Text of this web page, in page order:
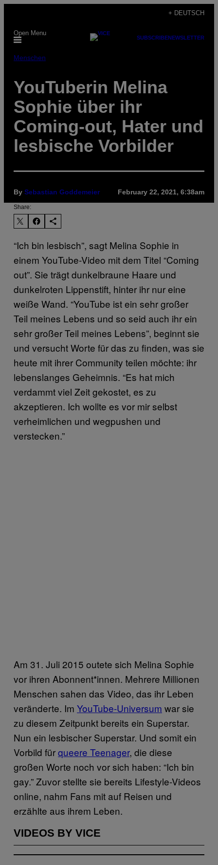
content
+ DEUTSCH
Open Menu
SUBSCRIBENEWSLETTER
Menschen
YouTuberin Melina
Sophie über ihr
Coming-out, Hater und
lesbische Vorbilder
By Sebastian Goddemeier February 22, 2021, 6:38am
Share:
“Ich bin lesbisch”, sagt Melina Sophie in
einem YouTube-Video mit dem Titel “Coming
out”. Sie trägt dunkelbraune Haare und
dunkelroten Lippenstift, hinter ihr nur eine
weiße Wand. “YouTube ist ein sehr großer
Teil meines Lebens und so seid auch ihr ein
sehr großer Teil meines Lebens”, beginnt sie
und versucht Worte für das zu finden, was sie
heute mit ihrer Community teilen möchte: ihr
lebenslanges Geheimnis. “Es hat mich
verdammt viel Zeit gekostet, es zu
akzeptieren. Ich wollte es vor mir selbst
verheimlichen und wegpushen und
verstecken.”
Am 31. Juli 2015 outete sich Melina Sophie
vor ihren Abonnent*innen. Mehrere Millionen
Menschen sahen das Video, das ihr Leben
veränderte. Im YouTube-Universum war sie
zu diesem Zeitpunkt bereits ein Superstar.
Nun ein lesbischer Superstar. Und somit ein
Vorbild fürqueere Teenager, die diese
großen Worte noch vor sich haben: “Ich bin
gay.” Zuvor stellte sie bereits Lifestyle-Videos
online, nahm Fans mit auf Reisen und
erzählte aus ihrem Leben.
VIDEOS BY VICE